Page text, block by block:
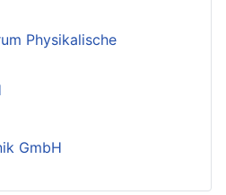
Physikalische
GmbH